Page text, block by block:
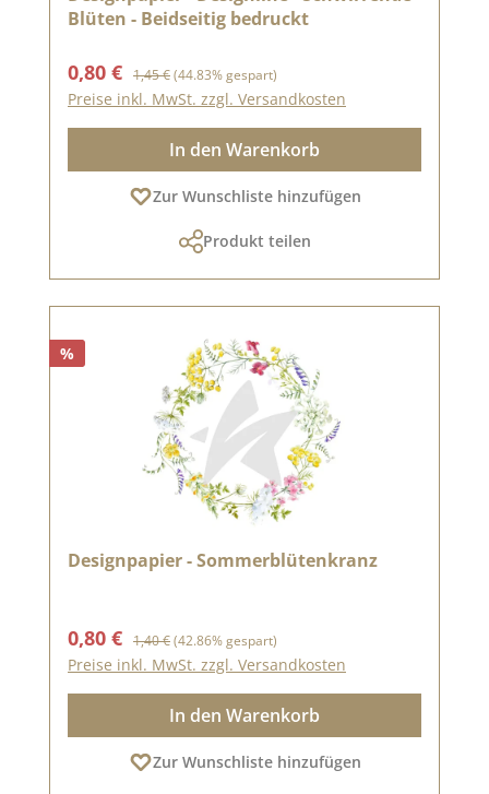
Blüten - Beidseitig bedruckt
Verkaufspreis:
0,80 € Regulärer Preis:
1,45 €(44.83% gespart)
Preise inkl. MwSt. zzgl. Versandkosten
In den Warenkorb
Zur Wunschliste hinzufügen
Produkt teilen
%
Designpapier - Sommerblütenkranz
Verkaufspreis:
0,80 € Regulärer Preis:
1,40 €(42.86% gespart)
Preise inkl. MwSt. zzgl. Versandkosten
In den Warenkorb
Zur Wunschliste hinzufügen